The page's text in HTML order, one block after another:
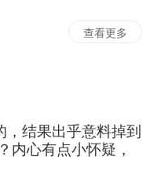
查看更多
结果出乎意料掉到
内心有点小怀疑，